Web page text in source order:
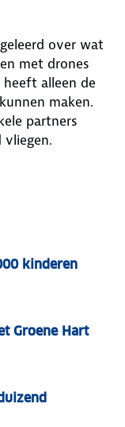
over wat
met drones
alleen de
maken.
partners
kinderen
Groene Hart